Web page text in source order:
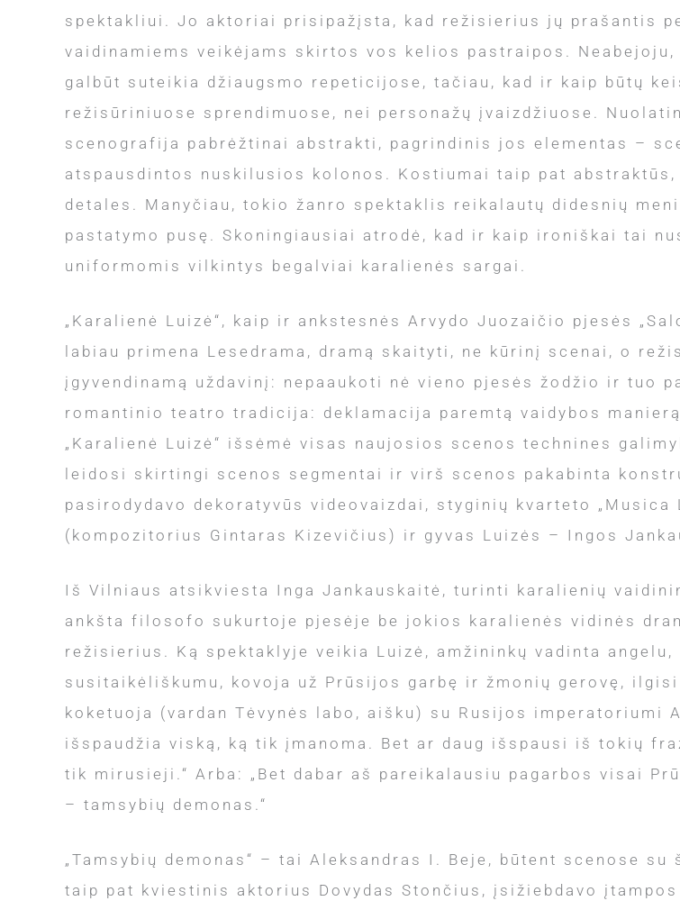
spektakliui. Jo aktoriai prisipažįsta, kad režisierius jų prašantis
vaidinamiems veikėjams skirtos vos kelios pastraipos.
galbūt suteikia džiaugsmo repeticijose, tačiau, kad ir kaip būtų
režisūriniuose sprendimuose, nei personažų įvaizdžiuose.
scenografija pabrėžtinai abstrakti, pagrindinis jos elementas –
atspausdintos nuskilusios kolonos. Kostiumai taip pat
detales. Manyčiau, tokio žanro spektaklis reikalautų didesnių
pastatymo pusę. Skoningiausiai atrodė, kad ir kaip ironiškai tai
uniformomis vilkintys begalviai karalienės sargai.
„Karalienė Luizė“, kaip ir ankstesnės Arvydo Juozaičio pjesės
labiau primena Lesedrama, dramą skaityti, ne kūrinį scenai, o
įgyvendinamą uždavinį: nepaaukoti nė vieno pjesės žodžio ir tuo
romantinio teatro tradicija: deklamacija paremtą vaidybos
„Karalienė Luizė“ išsėmė visas naujosios scenos technines
leidosi skirtingi scenos segmentai ir virš scenos pakabinta
pasirodydavo dekoratyvūs videovaizdai, styginių kvarteto
(kompozitorius Gintaras Kizevičius) ir gyvas Luizės – Ingos
Iš Vilniaus atsikviesta Inga Jankauskaitė, turinti karalienių
ankšta filosofo sukurtoje pjesėje be jokios karalienės vidinės
režisierius. Ką spektaklyje veikia Luizė, amžininkų vadinta
susitaikėliškumu, kovoja už Prūsijos garbę ir žmonių gerovę,
koketuoja (vardan Tėvynės labo, aišku) su Rusijos imperatoriumi
išspaudžia viską, ką tik įmanoma. Bet ar daug išspausi iš tokių
tik mirusieji.“ Arba: „Bet dabar aš pareikalausiu pagarbos visai
– tamsybių demonas.“
„Tamsybių demonas“ – tai Aleksandras I. Beje, būtent scenose
taip pat kviestinis aktorius Dovydas Stončius, įsižiebdavo